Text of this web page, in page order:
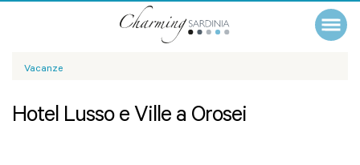
Vacanze
Hotel Lusso e Ville a Orosei